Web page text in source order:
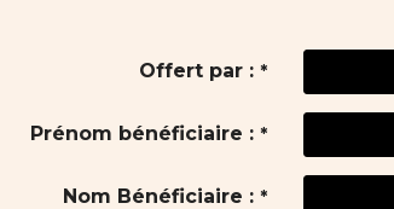
Offert par : *
Prénom bénéficiaire : *
Nom Bénéficiaire : *